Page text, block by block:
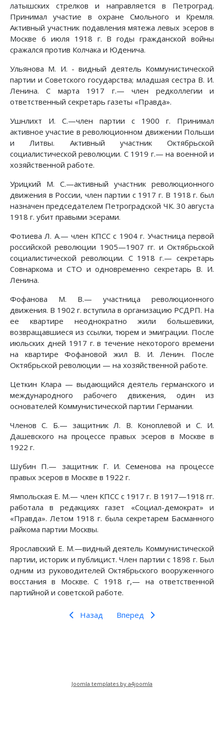
латышских стрелков и направляется в Петроград.
Принимал участие в охране Смольного и Кремля.
Активный участник подавления мятежа левых эсеров в
Москве 6 июля 1918 г. В годы гражданской войны
сражался против Колчака и Юденича.
Ульянова М. И. - видный деятель Коммунистической
партии и Советского государства; младшая сестра В. И.
Ленина. С марта 1917 г.— член редколлегии и
ответственный секретарь газеты «Правда».
Ушнлихт И. С.—член партии с 1900 г. Принимал
активное участие в революционном движении Польши
и Литвы. Активный участник Октябрьской
социалистической революции. С 1919 г.— на военной и
хозяйственной работе.
Урицкий М. С.—активный участник революционного
движения в России, член партии с 1917 г. В 1918 г. был
назначен председателем Петроградской ЧК. 30 августа
1918 г. убит правыми эсерами.
Фотиева Л. А.— член КПСС с 1904 г. Участница первой
российской революции 1905—1907 гг. и Октябрьской
социалистической революции. С 1918 г.— секретарь
Совнаркома и СТО и одновременно секретарь В. И.
Ленина.
Фофанова М. В.— участница революционного
движения. В 1902 г. вступила в организацию РСДРП. На
ее квартире неоднократно жили большевики,
возвращавшиеся из ссылки, тюрем и эмиграции. После
июльских дней 1917 г. в течение некоторого времени
на квартире Фофановой жил В. И. Ленин. После
Октябрьской революции — на хозяйственной работе.
Цеткин Клара — выдающийся деятель германского и
международного рабочего движения, один из
основателей Коммунистической партии Германии.
Членов С. Б.— защитник Л. В. Коноплевой и С. И.
Дашевского на процессе правых эсеров в Москве в
1922 г.
Шубин П.— защитник Г. И. Семенова на процессе
правых эсеров в Москве в 1922 г.
Ямпольская Е. М.— член КПСС с 1917 г. В 1917—1918 гг.
работала в редакциях газет «Социал-демократ» и
«Правда». Летом 1918 г. была секретарем Басманного
райкома партии Москвы.
Ярославский Е. М.—видный деятель Коммунистической
партии, историк и публицист. Член партии с 1898 г. Был
одним из руководителей Октябрьского вооруженного
восстания в Москве. С 1918 г,— на ответственной
партийной и советской работе.
Назад Вперед
Joomla templates by a4joomla